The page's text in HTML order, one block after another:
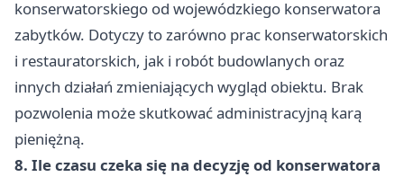
konserwatorskiego od wojewódzkiego konserwatora
zabytków. Dotyczy to zarówno prac konserwatorskich
i restauratorskich, jak i robót budowlanych oraz
innych działań zmieniających wygląd obiektu. Brak
pozwolenia może skutkować administracyjną karą
pieniężną.
8. Ile czasu czeka się na decyzję od konserwatora